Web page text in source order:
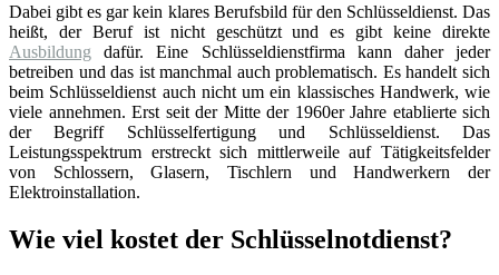
Dabei gibt es gar kein klares Berufsbild für den Schlüsseldienst. Das
heißt, der Beruf ist nicht geschützt und es gibt keine direkte
Ausbildung dafür. Eine Schlüsseldienstfirma kann daher jeder
betreiben und das ist manchmal auch problematisch. Es handelt sich
beim Schlüsseldienst auch nicht um ein klassisches Handwerk, wie
viele annehmen. Erst seit der Mitte der 1960er Jahre etablierte sich
der Begriff Schlüsselfertigung und Schlüsseldienst. Das
Leistungsspektrum erstreckt sich mittlerweile auf Tätigkeitsfelder
von Schlossern, Glasern, Tischlern und Handwerkern der
Elektroinstallation.
Wie viel kostet der Schlüsselnotdienst?